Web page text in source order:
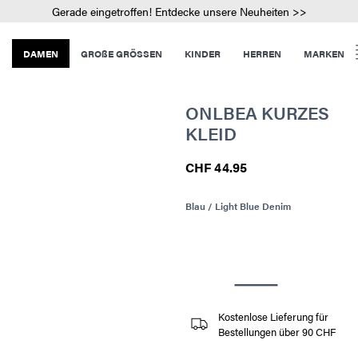
Gerade eingetroffen! Entdecke unsere Neuheiten >>
DAMEN GROßE GRÖSSEN KINDER HERREN MARKEN
ONLBEA KURZES
KLEID
CHF 44.95
Blau / Light Blue Denim
Kostenlose Lieferung für
Bestellungen über 90 CHF